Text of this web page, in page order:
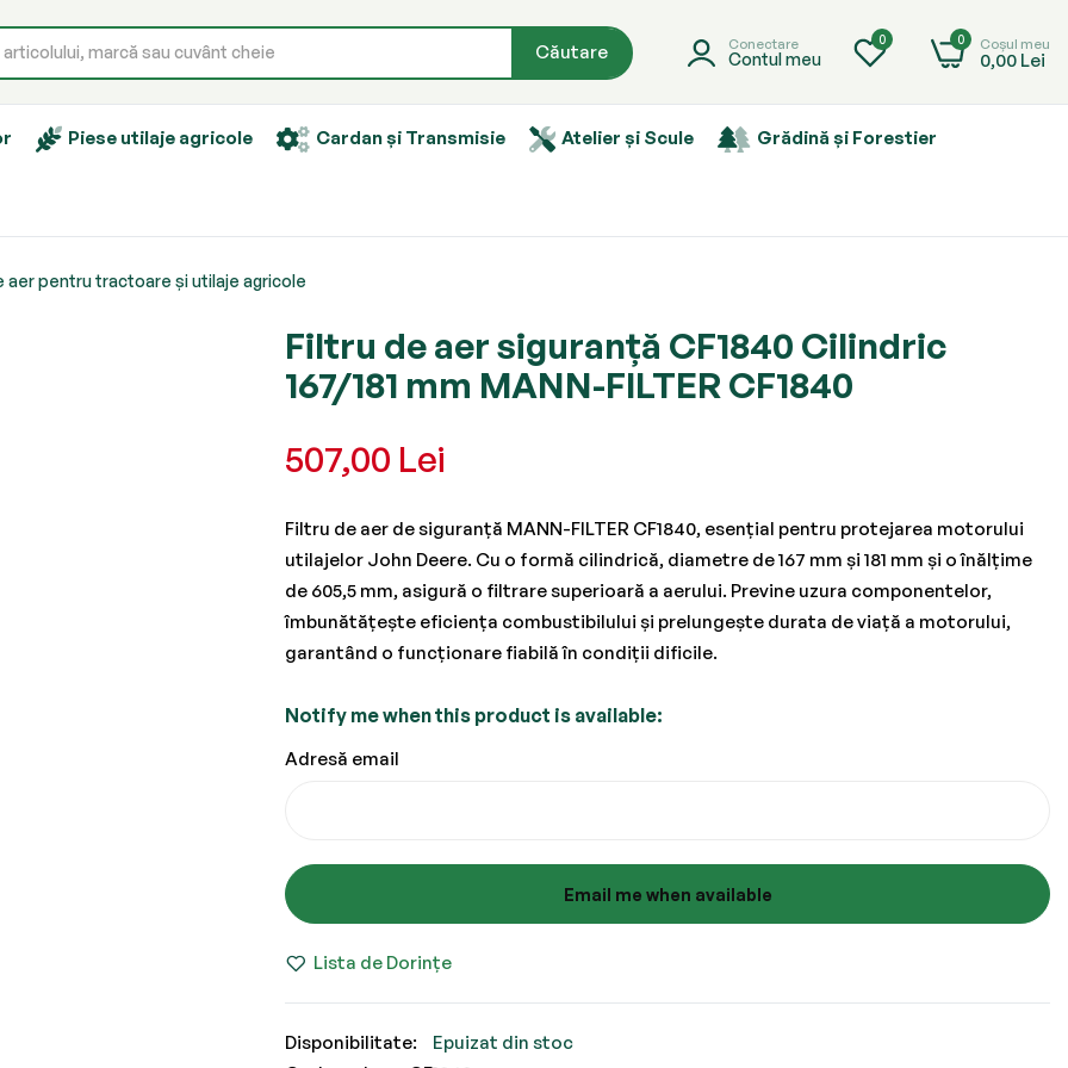
Căutare Conectare
Contul meu
0 0 Coșul meu
0,00 Lei
Piese utilaje agricole Cardan și Transmisie Atelier și Scule Grădină și Forestier
aer pentru tractoare și utilaje agricole
Filtru de aer siguranță CF1840 Cilindric
167/181 mm MANN-FILTER CF1840
507,00 Lei
Filtru de aer de siguranță MANN-FILTER CF1840, esențial pentru protejarea motorului
utilajelor John Deere. Cu o formă cilindrică, diametre de 167 mm și 181 mm și o înălțime
de 605,5 mm, asigură o filtrare superioară a aerului. Previne uzura componentelor,
îmbunătățește eficiența combustibilului și prelungește durata de viață a motorului,
garantând o funcționare fiabilă în condiții dificile.
Notify me when this product is available:
Adresă email
Email me when available
Lista de Dorințe
Epuizat din stoc